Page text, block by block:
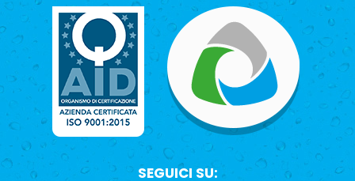
SEGUICI SU: